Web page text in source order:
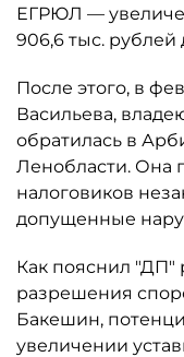
ЕГРЮЛ —
906,6 тыс. рублей
После этого, в
Васильева,
обратилась в
Ленобласти. Она
налоговиков
допущенные
Как пояснил "ДП"
разрешения
Бакешин,
увеличении